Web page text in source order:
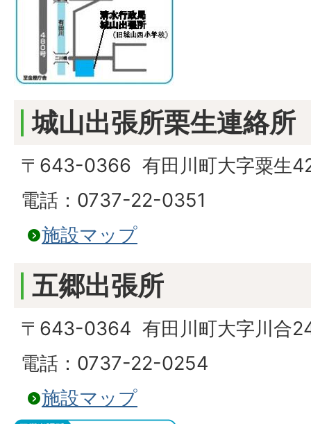
城山出張所栗生連絡所
〒643-0366 有田川町大字粟生
電話：0737-22-0351
施設マップ
五郷出張所
〒643-0364 有田川町大字川合
電話：0737-22-0254
施設マップ